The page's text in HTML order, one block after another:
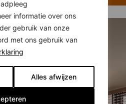
informatie over ons
gebruik van onze
met ons gebruik van
Alles afwijzen